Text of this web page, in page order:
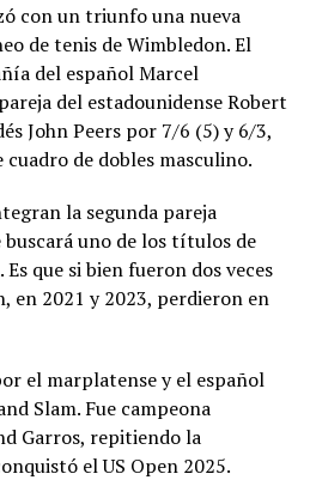
con un triunfo una nueva
de tenis de Wimbledon. El
del español Marcel
del estadounidense Robert
John Peers por 7/6 (5) y 6/3,
de dobles masculino.
la segunda pareja
uno de los títulos de
que si bien fueron dos veces
en 2021 y 2023, perdieron en
el marplatense y el español
Slam. Fue campeona
Garros, repitiendo la
el US Open 2025.